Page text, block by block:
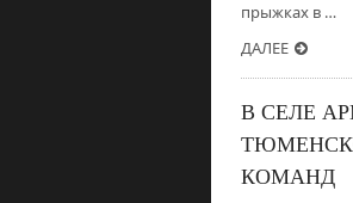
прыжках в …
ДАЛЕЕ
В СЕЛЕ
КОМАНД